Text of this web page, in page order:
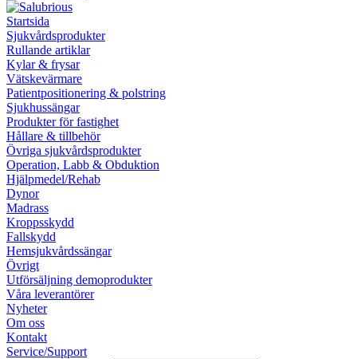
Startsida
Sjukvårdsprodukter
Rullande artiklar
Kylar & frysar
Vätskevärmare
Patientpositionering & polstring
Sjukhussängar
Produkter för fastighet
Hållare & tillbehör
Övriga sjukvårdsprodukter
Operation, Labb & Obduktion
Hjälpmedel/Rehab
Dynor
Madrass
Kroppsskydd
Fallskydd
Hemsjukvårdssängar
Övrigt
Utförsäljning demoprodukter
Våra leverantörer
Nyheter
Om oss
Kontakt
Service/Support